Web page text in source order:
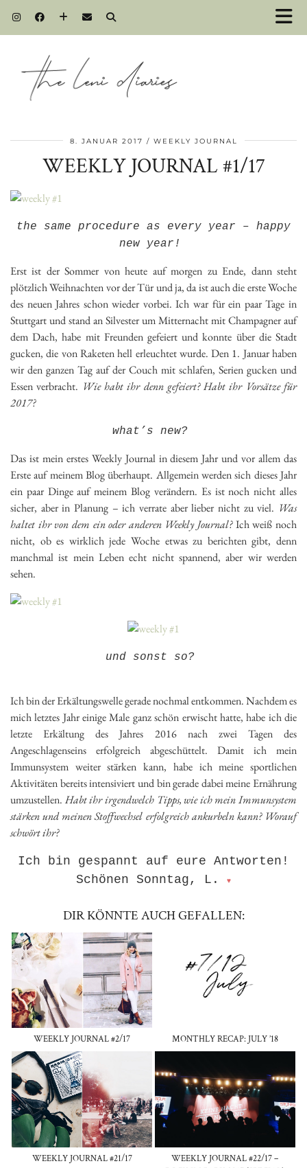
8. JANUAR 2017 WEEKLY JOURNAL
WEEKLY JOURNAL #1/17
the same procedure as every year – happy
new year!
Erst ist der Sommer von heute auf morgen zu Ende, dann steht
plötzlich Weihnachten vor der Tür und ja, da ist auch die erste Woche
des neuen Jahres schon wieder vorbei. Ich war für ein paar Tage in
Stuttgart und stand an Silvester um Mitternacht mit Champagner auf
dem Dach, habe mit Freunden gefeiert und konnte über die Stadt
gucken, die von Raketen hell erleuchtet wurde. Den 1. Januar haben
wir den ganzen Tag auf der Couch mit schlafen, Serien gucken und
Essen verbracht. Wie habt ihr denn gefeiert? Habt ihr Vorsätze für
2017?
what’s new?
Das ist mein erstes Weekly Journal in diesem Jahr und vor allem das
Erste auf meinem Blog überhaupt. Allgemein werden sich dieses Jahr
ein paar Dinge auf meinem Blog verändern. Es ist noch nicht alles
sicher, aber in Planung – ich verrate aber lieber nicht zu viel. Was
haltet ihr von dem ein oder anderen Weekly Journal?Ich weiß noch
nicht, ob es wirklich jede Woche etwas zu berichten gibt, denn
manchmal ist mein Leben echt nicht spannend, aber wir werden
sehen.
und sonst so?
Ich bin der Erkältungswelle gerade nochmal entkommen. Nachdem es
mich letztes Jahr einige Male ganz schön erwischt hatte, habe ich die
letzte Erkältung des Jahres 2016 nach zwei Tagen des
Angeschlagenseins erfolgreich abgeschüttelt. Damit ich mein
Immunsystem weiter stärken kann, habe ich meine sportlichen
Aktivitäten bereits intensiviert und bin gerade dabei meine Ernährung
umzustellen. Habt ihr irgendwelch Tipps, wie ich mein Immunsystem
stärken und meinen Stoffwechsel erfolgreich ankurbeln kann? Worauf
schwört ihr?
Ich bin gespannt auf eure Antworten!
Schönen Sonntag, L.
♥
DIR KÖNNTE AUCH GEFALLEN:
WEEKLY JOURNAL #2/17 MONTHLY RECAP: JULY ’18
WEEKLY JOURNAL #21/17
WEEKLY JOURNAL #22/17 –